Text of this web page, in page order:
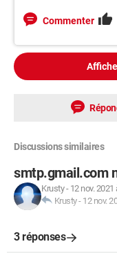
Commenter
Discussions similaires
smtp.gmail.com
Krusty- 12 nov. 2021
Krusty- 12 nov.
3 réponses